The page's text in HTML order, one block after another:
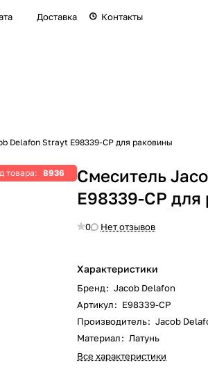
Доставка Контакты
Delafon Strayt E98339-CP для раковины
товара: 8936
Смеситель
E98339-CP
0 Нет отзывов
Характеристики
Бренд: Jacob Delafon
Артикул: E98339-CP
Производитель: Jacob
Материал: Латунь
Все характеристики